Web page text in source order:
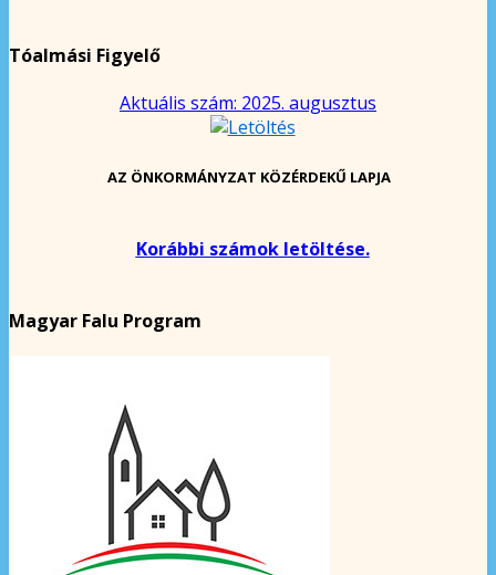
Tóalmási Figyelő
Aktuális szám: 2025. augusztus
AZ ÖNKORMÁNYZAT KÖZÉRDEKŰ LAPJA
Korábbi számok letöltése.
Magyar Falu Program